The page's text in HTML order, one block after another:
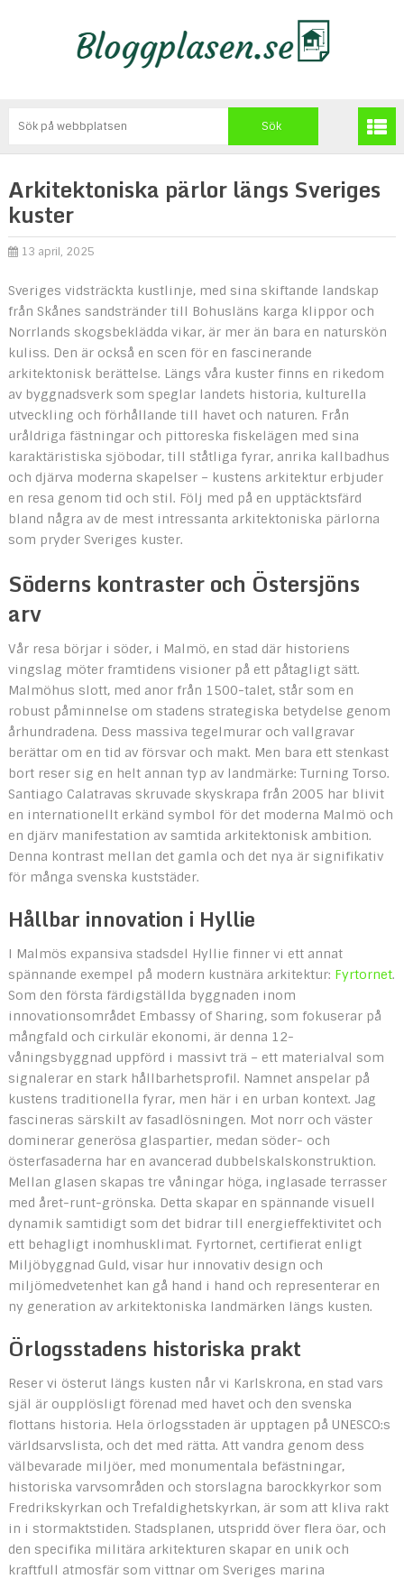
Arkitektoniska pärlor längs Sveriges
kuster
13 april, 2025
Sveriges vidsträckta kustlinje, med sina skiftande landskap
från Skånes sandstränder till Bohusläns karga klippor och
Norrlands skogsbeklädda vikar, är mer än bara en naturskön
kuliss. Den är också en scen för en fascinerande
arkitektonisk berättelse. Längs våra kuster finns en rikedom
av byggnadsverk som speglar landets historia, kulturella
utveckling och förhållande till havet och naturen. Från
uråldriga fästningar och pittoreska fiskelägen med sina
karaktäristiska sjöbodar, till ståtliga fyrar, anrika kallbadhus
och djärva moderna skapelser – kustens arkitektur erbjuder
en resa genom tid och stil. Följ med på en upptäcktsfärd
bland några av de mest intressanta arkitektoniska pärlorna
som pryder Sveriges kuster.
Söderns kontraster och Östersjöns
arv
Vår resa börjar i söder, i Malmö, en stad där historiens
vingslag möter framtidens visioner på ett påtagligt sätt.
Malmöhus slott, med anor från 1500-talet, står som en
robust påminnelse om stadens strategiska betydelse genom
århundradena. Dess massiva tegelmurar och vallgravar
berättar om en tid av försvar och makt. Men bara ett stenkast
bort reser sig en helt annan typ av landmärke: Turning Torso.
Santiago Calatravas skruvade skyskrapa från 2005 har blivit
en internationellt erkänd symbol för det moderna Malmö och
en djärv manifestation av samtida arkitektonisk ambition.
Denna kontrast mellan det gamla och det nya är signifikativ
för många svenska kuststäder.
Hållbar innovation i Hyllie
I Malmös expansiva stadsdel Hyllie finner vi ett annat
spännande exempel på modern kustnära arkitektur: Fyrtornet.
Som den första färdigställda byggnaden inom
innovationsområdet Embassy of Sharing, som fokuserar på
mångfald och cirkulär ekonomi, är denna 12-
våningsbyggnad uppförd i massivt trä – ett materialval som
signalerar en stark hållbarhetsprofil. Namnet anspelar på
kustens traditionella fyrar, men här i en urban kontext. Jag
fascineras särskilt av fasadlösningen. Mot norr och väster
dominerar generösa glaspartier, medan söder- och
österfasaderna har en avancerad dubbelskalskonstruktion.
Mellan glasen skapas tre våningar höga, inglasade terrasser
med året-runt-grönska. Detta skapar en spännande visuell
dynamik samtidigt som det bidrar till energieffektivitet och
ett behagligt inomhusklimat. Fyrtornet, certifierat enligt
Miljöbyggnad Guld, visar hur innovativ design och
miljömedvetenhet kan gå hand i hand och representerar en
ny generation av arkitektoniska landmärken längs kusten.
Örlogsstadens historiska prakt
Reser vi österut längs kusten når vi Karlskrona, en stad vars
själ är oupplösligt förenad med havet och den svenska
flottans historia. Hela örlogsstaden är upptagen på UNESCO:s
världsarvslista, och det med rätta. Att vandra genom dess
välbevarade miljöer, med monumentala befästningar,
historiska varvsområden och storslagna barockkyrkor som
Fredrikskyrkan och Trefaldighetskyrkan, är som att kliva rakt
in i stormaktstiden. Stadsplanen, utspridd över flera öar, och
den specifika militära arkitekturen skapar en unik och
kraftfull atmosfär som vittnar om Sveriges marina